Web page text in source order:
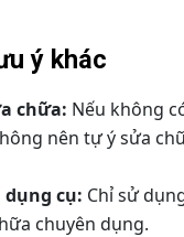
ý khác
chữa: Nếu không
nên tự ý sửa
cụ: Chỉ sử
chuyên dụng.